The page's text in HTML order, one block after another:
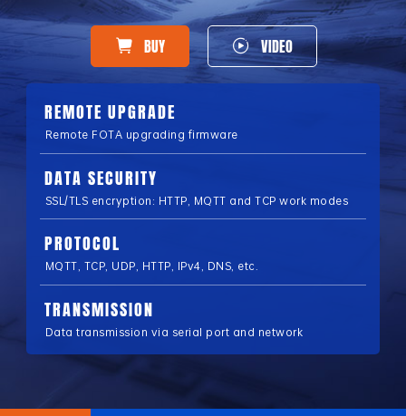
BUY VIDEO
REMOTE UPGRADE
Remote FOTA upgrading firmware
DATA SECURITY
SSL/TLS encryption: HTTP, MQTT and TCP work modes
PROTOCOL
MQTT, TCP, UDP, HTTP, IPv4, DNS, etc.
TRANSMISSION
Data transmission via serial port and network